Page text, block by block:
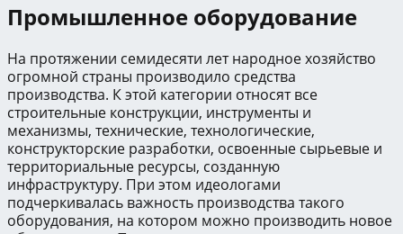
Промышленное оборудование
На протяжении семидесяти лет народное хозяйство
огромной страны производило средства
производства. К этой категории относят все
строительные конструкции, инструменты и
механизмы, технические, технологические,
конструкторские разработки, освоенные сырьевые и
территориальные ресурсы, созданную
инфраструктуру. При этом идеологами
подчеркивалась важность производства такого
оборудования, на котором можно производить новое